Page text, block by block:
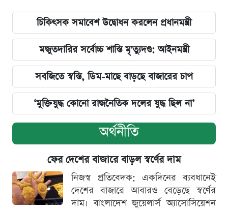
চিকিৎসক সমাবেশ উদ্বোধন করলেন প্রধানমন্ত্রী
মজুতদারির সর্বোচ্চ শাস্তি মৃ'ত্যুদণ্ড: আইনমন্ত্রী
সবজিতে স্বস্তি, ডিম-মাছে বাড়ছে বাজারের চাপ
‘মুক্তিযুদ্ধ কোনো রাজনৈতিক দলের যুদ্ধ ছিল না’
অর্থনীতি
ফের দেশের বাজারে বাড়ল স্বর্ণের দাম
নিজস্ব প্রতিবেদক: একদিনের ব্যবধানেই
দেশের বাজারে আবারও বেড়েছে স্বর্ণের
দাম। বাংলাদেশ জুয়েলার্স অ্যাসোসিয়েশন